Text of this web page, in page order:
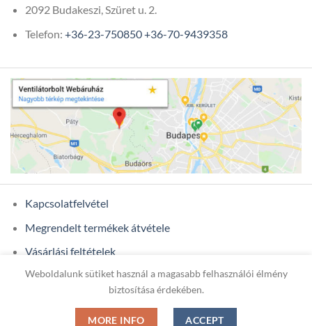
2092 Budakeszi, Szüret u. 2.
Telefon: +36-23-750850+36-70-9439358
Kapcsolatfelvétel
Megrendelt termékek átvétele
Vásárlási feltételek
Ügyfél adatok
Weboldalunk sütiket használ a magasabb felhasználói élmény
biztosítása érdekében.
MORE INFO ACCEPT